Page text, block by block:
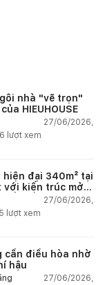
nhà "vẽ trọn"
HIEUHOUSE
27/06/2026,
lượt xem
hiện đại 340m² tại
với kiến trúc mở
kết nối thiên27/06/2026,
lượt xem
cần điều hòa nhờ
hậu
27/06/2026,